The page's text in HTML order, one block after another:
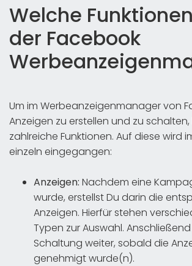
Welche
der Facebook
Um im Werbeanzeigenmanager von
Anzeigen zu erstellen und zu
zahlreiche Funktionen. Auf diese wird
einzeln eingegangen:
Anzeigen: Nachdem eine
wurde, erstellst Du darin die
Anzeigen. Hierfür stehen
Typen zur Auswahl.
Schaltung weiter, sobald die
genehmigt wurde(n).